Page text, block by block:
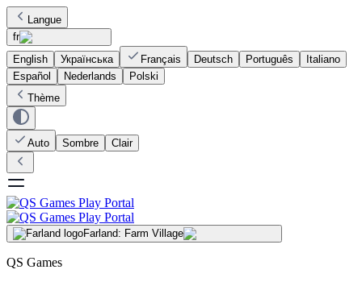
Langue
fr
English
Українська Français Deutsch Português
Italiano
Español
Nederlands
Polski
Thème
Auto Sombre Clair
Farland: Farm Village
QS Games